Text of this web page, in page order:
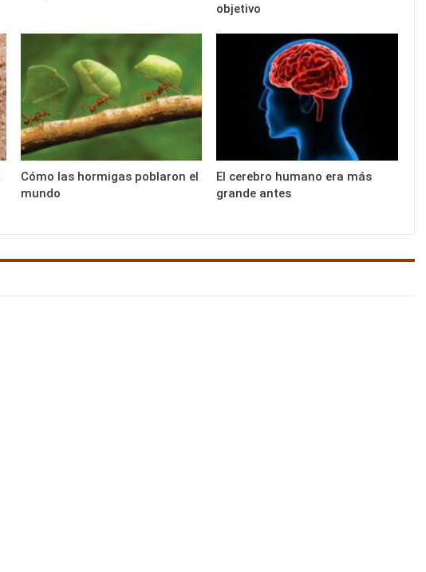
objetivo
Cómo las hormigas poblaron el
mundo
El cerebro humano era más
grande antes